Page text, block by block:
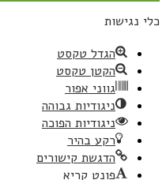
כלי נגישות
הגדל טקסט
הקטן טקסט
גווני אפור
ניגודיות גבוהה
ניגודיות הפוכה
רקע בהיר
הדגשת קישורים
פונט קריא